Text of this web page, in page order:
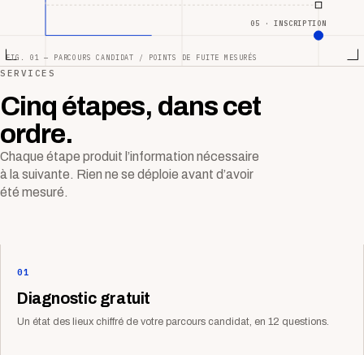
05 · INSCRIPTION
FIG. 01 — PARCOURS CANDIDAT / POINTS DE FUITE MESURÉS
SERVICES
Cinq étapes, dans cet
ordre.
Chaque étape produit l’information nécessaire
à la suivante. Rien ne se déploie avant d’avoir
été mesuré.
01
Diagnostic gratuit
Un état des lieux chiffré de votre parcours candidat, en 12 questions.